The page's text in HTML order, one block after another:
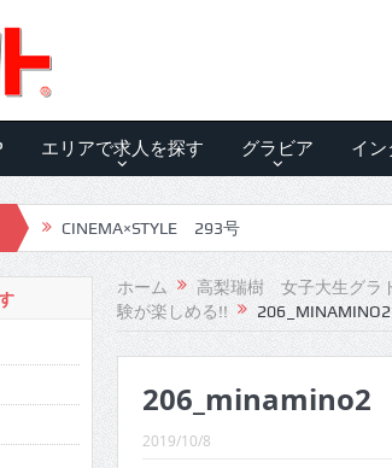
エリアで求人を探す グラビア イン
CINEMA×STYLE 293号
CINEMA×STYLE 292号
CINEMA×STYLE 291号
CINEMA×STYLE 290号
CINEMA×STYLE 289号
CINEMA×STYLE 288号
ホーム
高梨瑞樹 女子大生グラ
験が楽しめる!!
206_MINAMINO2
206_minamino2
2019/10/8